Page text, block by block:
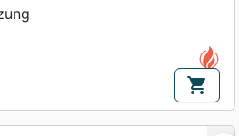
shopping_cart